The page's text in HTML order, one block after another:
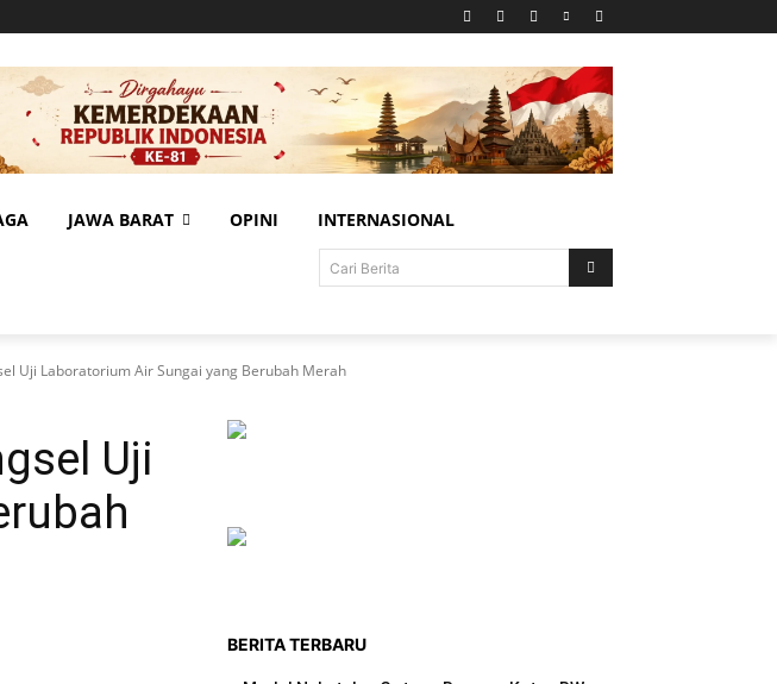
JAWA BARAT OPINI INTERNASIONAL
Cari Berita
Uji Laboratorium Air Sungai yang Berubah Merah
Uji
BERITA TERBARU